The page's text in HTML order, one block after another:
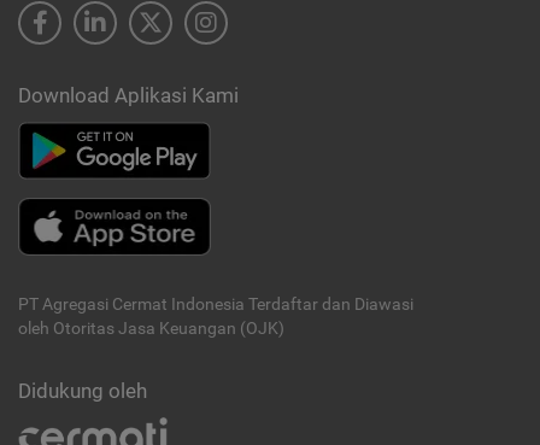
Download Aplikasi Kami
PT Agregasi Cermat Indonesia Terdaftar dan Diawasi
oleh Otoritas Jasa Keuangan (OJK)
Didukung oleh